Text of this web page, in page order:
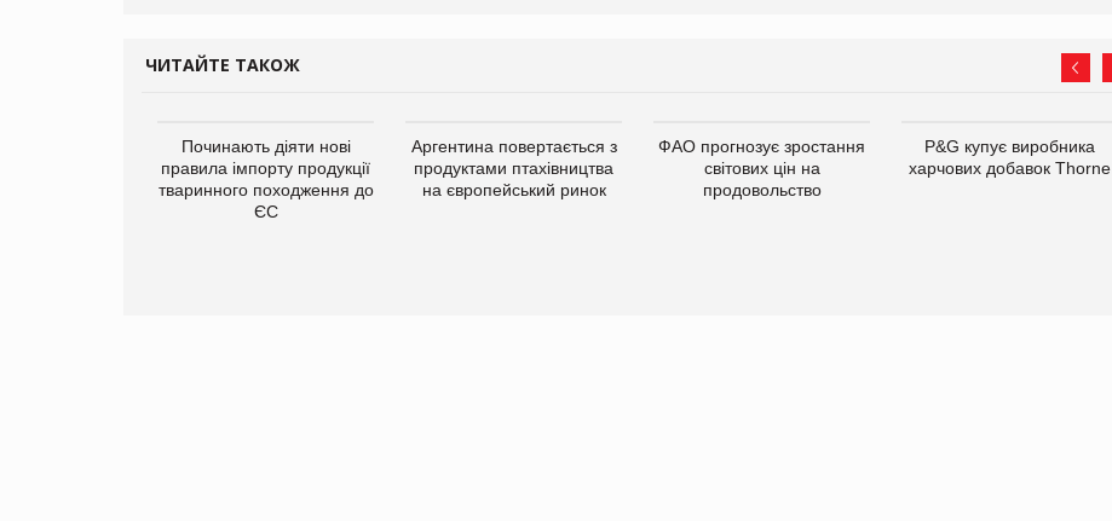
ЧИТАЙТЕ ТАКОЖ
Починають діяти нові
правила імпорту продукції
тваринного походження до
ЄС
Аргентина повертається з
продуктами птахівництва
на європейський ринок
ФАО прогнозує зростання
світових цін на
продовольство
P&G купує виробника
харчових добавок Thorne